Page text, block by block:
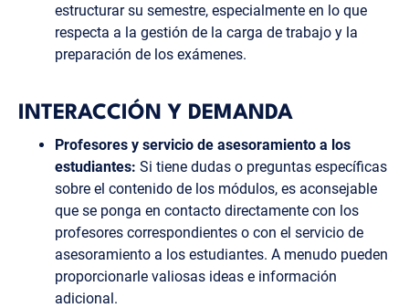
estructurar su semestre, especialmente en lo que
respecta a la gestión de la carga de trabajo y la
preparación de los exámenes.
INTERACCIÓN Y DEMANDA
Profesores y servicio de asesoramiento a los
estudiantes: Si tiene dudas o preguntas específicas
sobre el contenido de los módulos, es aconsejable
que se ponga en contacto directamente con los
profesores correspondientes o con el servicio de
asesoramiento a los estudiantes. A menudo pueden
proporcionarle valiosas ideas e información
adicional.